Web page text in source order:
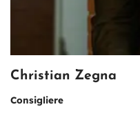
Christian Zegna
Consigliere